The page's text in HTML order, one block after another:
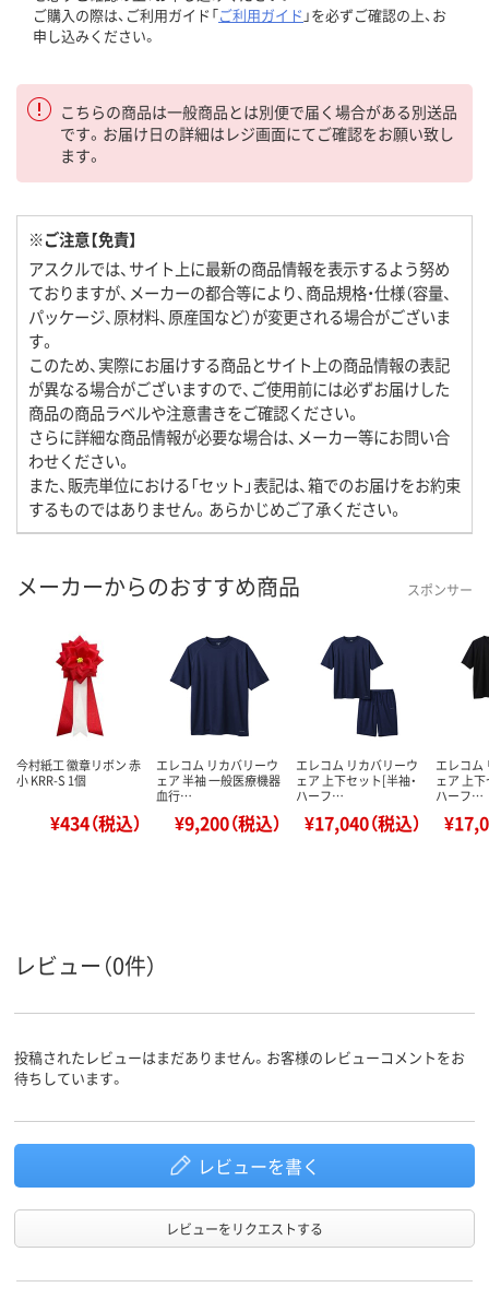
ご購入の際は、ご利用ガイド「ご利用ガイド 」を必ずご確認の上、お
申し込みください。
こちらの商品は一般商品とは別便で届く場合がある別送品
です。お届け日の詳細はレジ画面にてご確認をお願い致し
ます。
※ご注意【免責】
アスクルでは、サイト上に最新の商品情報を表示するよう努め
ておりますが、メーカーの都合等により、商品規格・仕様（容量、
パッケージ、原材料、原産国など）が変更される場合がございま
す。
このため、実際にお届けする商品とサイト上の商品情報の表記
が異なる場合がございますので、ご使用前には必ずお届けした
商品の商品ラベルや注意書きをご確認ください。
さらに詳細な商品情報が必要な場合は、メーカー等にお問い合
わせください。
また、販売単位における「セット」表記は、箱でのお届けをお約束
するものではありません。あらかじめご了承ください。
メーカーからのおすすめ商品 スポンサー
今村紙工 徽章リボン 赤
小 KRR-S 1個
¥434（税込）
エレコム リカバリーウ
ェア 半袖 一般医療機器
血行…
¥9,200（税込）
エレコム リカバリーウ
ェア 上下セット[半袖・
ハーフ…
¥17,040（税込）
エレコム
ェア 上
ハーフ…
レビュー（0件）
投稿されたレビューはまだありません。お客様のレビューコメントをお
待ちしています。
レビューを書く
レビューをリクエストする